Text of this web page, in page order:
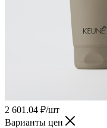
2 601.04 ₽/шт
Варианты цен